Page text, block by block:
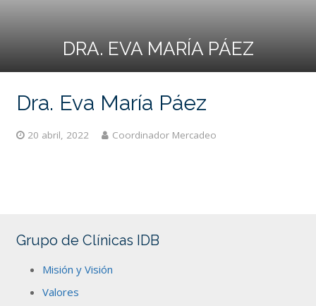
DRA. EVA MARÍA PÁEZ
Dra. Eva María Páez
20 abril, 2022 Coordinador Mercadeo
Grupo de Clínicas IDB
Misión y Visión
Valores